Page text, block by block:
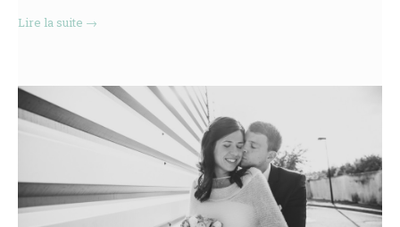
Lire la suite →